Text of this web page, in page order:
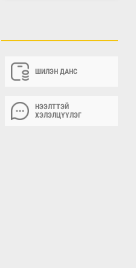
ШИЛЭН ДАНС
НЭЭЛТТЭЙ
ХЭЛЭЛЦҮҮЛЭГ